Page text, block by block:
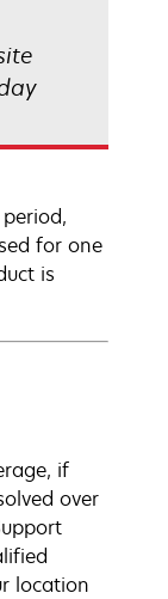
for one
is
if
over
location